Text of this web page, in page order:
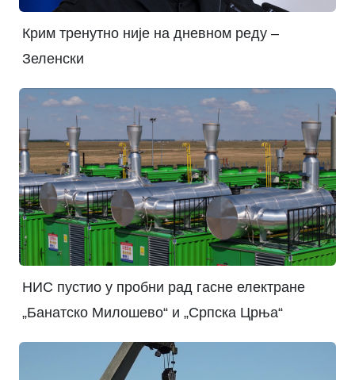
Крим тренутно није на дневном реду –
Зеленски
НИС пустио у пробни рад гасне електране
„Банатско Милошево“ и „Српска Црња“